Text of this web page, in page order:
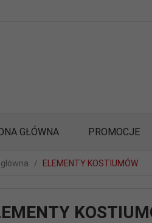
GŁÓWNA PROMOCJE
ELEMENTY KOSTIUMÓW